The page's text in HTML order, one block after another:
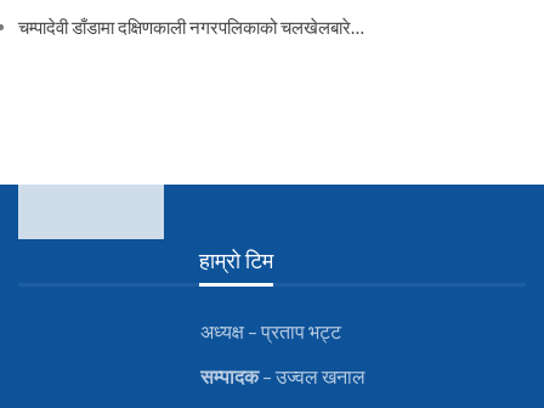
चम्पादेवी डाँडामा दक्षिणकाली नगरपलिकाको चलखेलबारे…
हाम्रो टिम
अध्यक्ष – प्रताप भट्ट
सम्पादक– उज्वल खनाल